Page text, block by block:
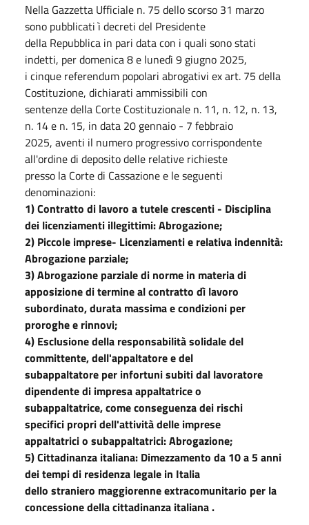
Nella Gazzetta Ufficiale n. 75 dello scorso 31 marzo
sono pubblicati ì decreti del Presidente
della Repubblica in pari data con i quali sono stati
indetti, per domenica 8 e lunedì 9 giugno 2025,
i cinque referendum popolari abrogativi ex art. 75 della
Costituzione, dichiarati ammissibili con
sentenze della Corte Costituzionale n. 11, n. 12, n. 13,
n. 14 e n. 15, in data 20 gennaio - 7 febbraio
2025, aventi il numero progressivo corrispondente
all'ordine di deposito delle relative richieste
presso la Corte di Cassazione e le seguenti
denominazioni:
1) Contratto di lavoro a tutele crescenti - Disciplina
dei licenziamenti illegittimi: Abrogazione;
2) Piccole imprese- Licenziamenti e relativa indennità:
Abrogazione parziale;
3) Abrogazione parziale di norme in materia di
apposizione di termine al contratto dì lavoro
subordinato, durata massima e condizioni per
proroghe e rinnovi;
4) Esclusione della responsabilità solidale del
committente, dell'appaltatore e del
subappaltatore per infortuni subiti dal lavoratore
dipendente di impresa appaltatrice o
subappaltatrice, come conseguenza dei rischi
specifici propri dell'attività delle imprese
appaltatrici o subappaltatrici: Abrogazione;
5) Cittadinanza italiana: Dimezzamento da 10 a 5 anni
dei tempi di residenza legale in Italia
dello straniero maggiorenne extracomunitario per la
concessione della cittadinanza italiana .